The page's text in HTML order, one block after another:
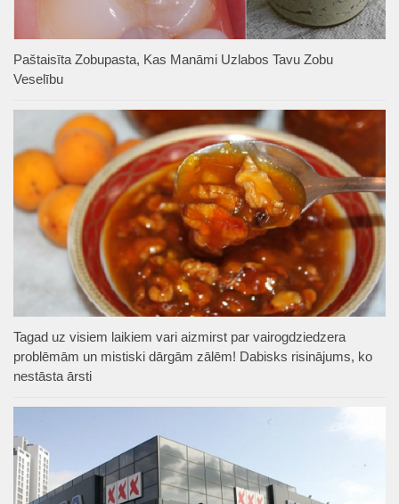
Paštaisīta Zobupasta, Kas Manāmi Uzlabos Tavu Zobu
Veselību
Tagad uz visiem laikiem vari aizmirst par vairogdziedzera
problēmām un mistiski dārgām zālēm! Dabisks risinājums, ko
nestāsta ārsti